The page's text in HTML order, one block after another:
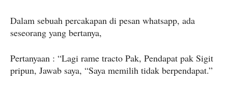
Dalam sebuah percakapan di pesan whatsapp, ada
seseorang yang bertanya,
Pertanyaan : “Lagi rame tracto Pak, Pendapat pak Sigit
pripun, Jawab saya, “Saya memilih tidak berpendapat.”